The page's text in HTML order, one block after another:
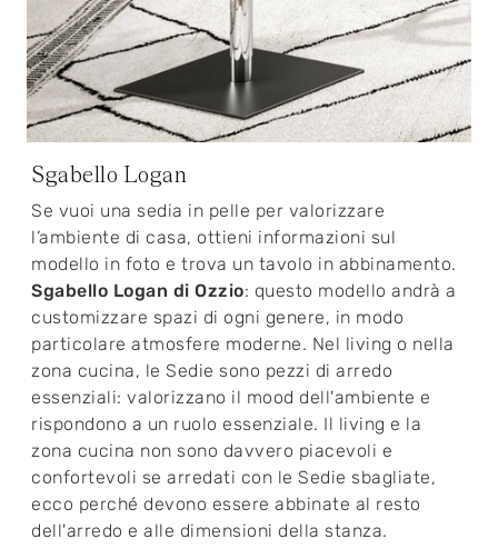
Sgabello Logan
Se vuoi una sedia in pelle per valorizzare
l’ambiente di casa, ottieni informazioni sul
modello in foto e trova un tavolo in abbinamento.
Sgabello Logan di Ozzio: questo modello andrà a
customizzare spazi di ogni genere, in modo
particolare atmosfere moderne. Nel living o nella
zona cucina, le Sedie sono pezzi di arredo
essenziali: valorizzano il mood dell'ambiente e
rispondono a un ruolo essenziale. Il living e la
zona cucina non sono davvero piacevoli e
confortevoli se arredati con le Sedie sbagliate,
ecco perché devono essere abbinate al resto
dell'arredo e alle dimensioni della stanza.